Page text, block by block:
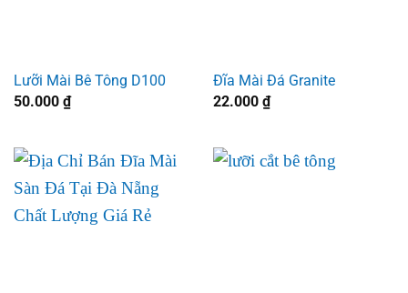
Lưỡi Mài Bê Tông D100
50.000 ₫
Đĩa Mài Đá Granite
22.000 ₫